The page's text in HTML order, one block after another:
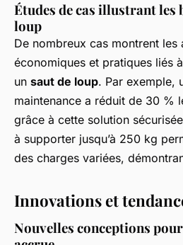
Études de cas illustrant les
loup
De nombreux cas montrent les
économiques et pratiques liés
un saut de loup. Par exemple,
maintenance a réduit de 30 %
grâce à cette solution
à supporter jusqu’à 250 kg
des charges variées,
Innovations et
Nouvelles conceptions